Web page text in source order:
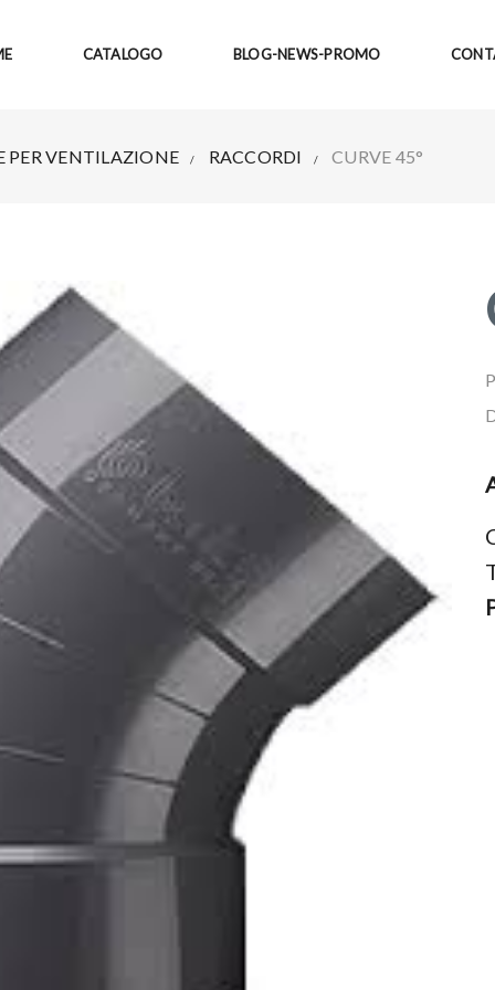
CATALOGO BLOG-NEWS-PROMO
PER VENTILAZIONE RACCORDI CURVE 45°